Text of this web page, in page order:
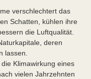
verschlechtert das
Schatten, kühlen ihre
die Luftqualität.
deren
lassen.
Klimawirkung eines
vielen Jahrzehnten